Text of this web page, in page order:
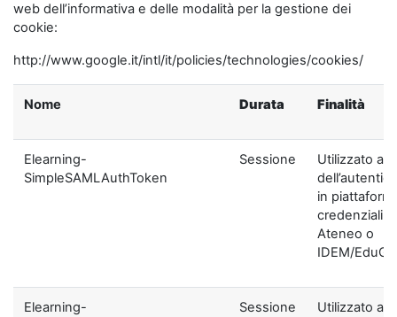
web dell’informativa e delle modalità per la gestione dei
cookie:
http://www.google.it/intl/it/policies/technologies/cookies/
Nome Durata Finalità
Elearning-
SimpleSAMLAuthToken
Sessione
Utilizzato ai
in
credenziali di
Ateneo o
IDEM/
Elearning-
Sessione
Utilizzato ai